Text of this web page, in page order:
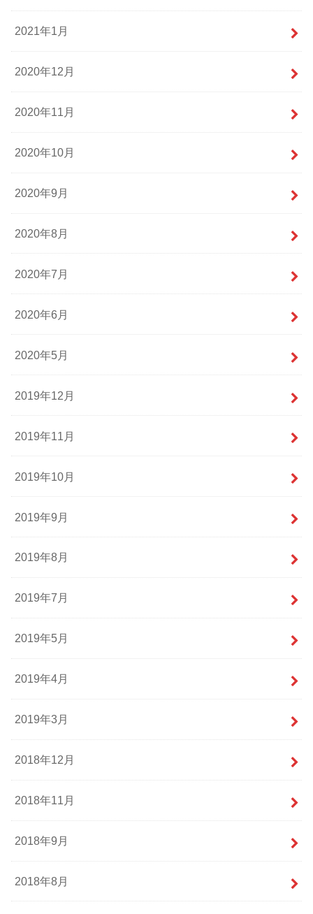
2021年1月
2020年12月
2020年11月
2020年10月
2020年9月
2020年8月
2020年7月
2020年6月
2020年5月
2019年12月
2019年11月
2019年10月
2019年9月
2019年8月
2019年7月
2019年5月
2019年4月
2019年3月
2018年12月
2018年11月
2018年9月
2018年8月